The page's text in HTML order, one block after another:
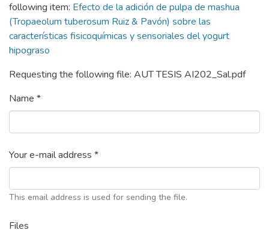
following item: Efecto de la adición de pulpa de mashua
(Tropaeolum tuberosum Ruiz & Pavón) sobre las
características fisicoquímicas y sensoriales del yogurt
hipograso
Requesting the following file: AUT TESIS AI202_Sal.pdf
Name *
Your e-mail address *
This email address is used for sending the file.
Files